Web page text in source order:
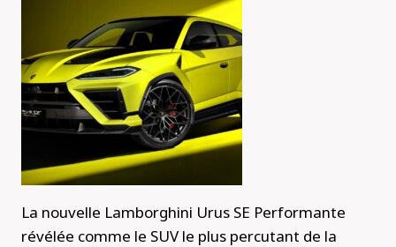
La nouvelle Lamborghini Urus SE Performante
révélée comme le SUV le plus percutant de la